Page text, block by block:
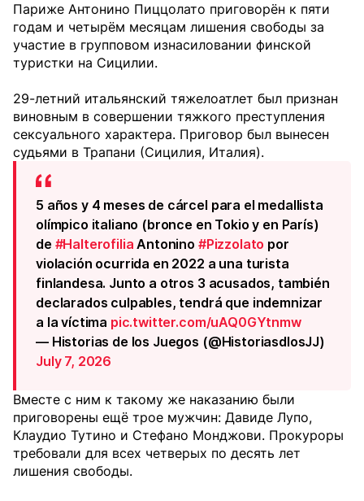
Париже Антонино Пиццолато приговорён к пяти
годам и четырём месяцам лишения свободы за
участие в групповом изнасиловании финской
туристки на Сицилии.
29-летний итальянский тяжелоатлет был признан
виновным в совершении тяжкого преступления
сексуального характера. Приговор был вынесен
судьями в Трапани (Сицилия, Италия).
5 años y 4 meses de cárcel para el medallista
olímpico italiano (bronce en Tokio y en París)
de #Halterofilia Antonino #Pizzolato por
violación ocurrida en 2022 a una turista
finlandesa. Junto a otros 3 acusados, también
declarados culpables, tendrá que indemnizar
a la víctima pic.twitter.com/uAQ0GYtnmw
— Historias de los Juegos (@HistoriasdlosJJ)
July 7, 2026
Вместе с ним к такому же наказанию были
приговорены ещё трое мужчин: Давиде Лупо,
Клаудио Тутино и Стефано Монджови. Прокуроры
требовали для всех четверых по десять лет
лишения свободы.